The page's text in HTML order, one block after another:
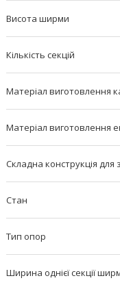
Висота ширми
Кількість секцій
Матеріал виготовлення
Матеріал виготовлення
Складна конструкція для
Стан
Тип опор
Ширина однієї секції